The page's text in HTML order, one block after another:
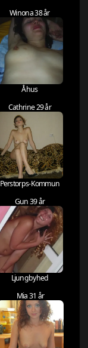
Winona 38 år
Åhus
Cathrine 29 år
Perstorps-Kommun
Gun 39 år
Ljungbyhed
Mia 31 år